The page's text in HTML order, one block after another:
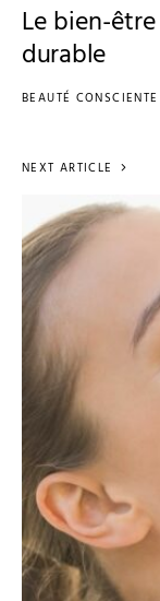
Le bien-
durable
BEAUTÉ CONSCIENTE
NEXT ARTICLE